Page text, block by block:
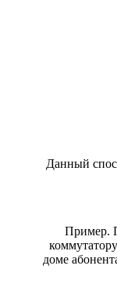
Данный
Пример.
доме